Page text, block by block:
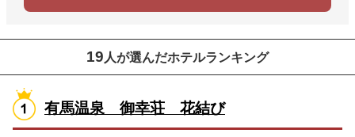
19 人が選んだホテルランキング
有馬温泉 御幸荘 花結び